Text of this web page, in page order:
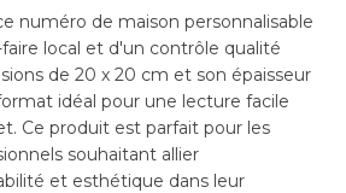
numéro de maison personnalisable
local et d'un contrôle qualité
de 20 x 20 cm et son épaisseur
idéal pour une lecture facile
Ce produit est parfait pour les
souhaitant allier
et esthétique dans leur